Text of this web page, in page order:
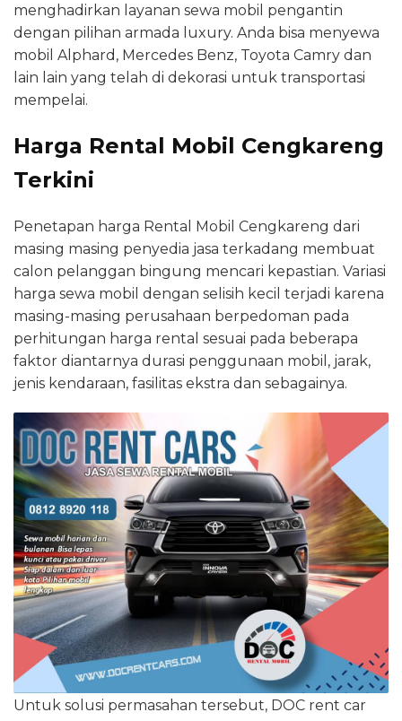
menghadirkan layanan sewa mobil pengantin
dengan pilihan armada luxury. Anda bisa menyewa
mobil Alphard, Mercedes Benz, Toyota Camry dan
lain lain yang telah di dekorasi untuk transportasi
mempelai.
Harga Rental Mobil Cengkareng
Terkini
Penetapan harga Rental Mobil Cengkareng dari
masing masing penyedia jasa terkadang membuat
calon pelanggan bingung mencari kepastian. Variasi
harga sewa mobil dengan selisih kecil terjadi karena
masing-masing perusahaan berpedoman pada
perhitungan harga rental sesuai pada beberapa
faktor diantarnya durasi penggunaan mobil, jarak,
jenis kendaraan, fasilitas ekstra dan sebagainya.
Untuk solusi permasahan tersebut, DOC rent car